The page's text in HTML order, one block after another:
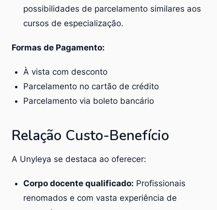
possibilidades de parcelamento similares aos
cursos de especialização.
Formas de Pagamento:
À vista com desconto
Parcelamento no cartão de crédito
Parcelamento via boleto bancário
Relação Custo-Benefício
A Unyleya se destaca ao oferecer:
Corpo docente qualificado: Profissionais
renomados e com vasta experiência de